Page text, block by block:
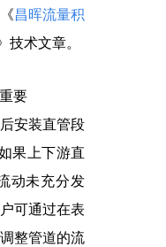
昌晖流量积
技术文章。
要
安装直管段
果上下游直
动未充分发
可通过在表
整管道的流